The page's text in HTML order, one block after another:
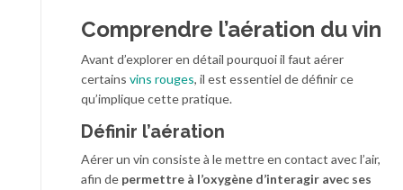
Comprendre l’aération du vin
Avant d’explorer en détail pourquoi il faut aérer
certains vins rouges, il est essentiel de définir ce
qu’implique cette pratique.
Définir l’aération
Aérer un vin consiste à le mettre en contact avec l’air,
afin de permettre à l’oxygène d’interagir avec ses